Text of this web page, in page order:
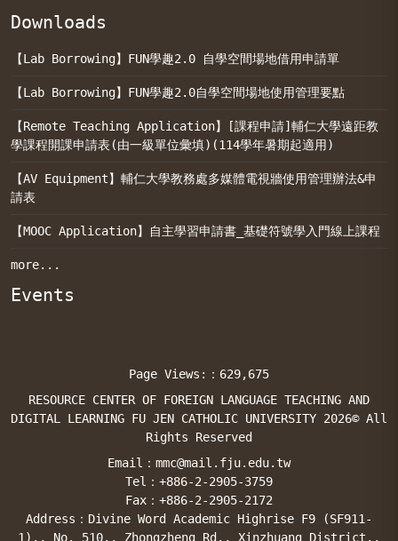
Downloads
【Lab Borrowing】FUN學趣2.0 自學空間場地借用申請單
【Lab Borrowing】FUN學趣2.0自學空間場地使用管理要點
【Remote Teaching Application】[課程申請]輔仁大學遠距教
學課程開課申請表(由一級單位彙填)(114學年暑期起適用)
【AV Equipment】輔仁大學教務處多媒體電視牆使用管理辦法&申
請表
【MOOC Application】自主學習申請書_基礎符號學入門線上課程
more...
Events
Page Views:：629,675
RESOURCE CENTER OF FOREIGN LANGUAGE TEACHING AND
DIGITAL LEARNING FU JEN CATHOLIC UNIVERSITY 2026© All
Rights Reserved
Email：mmc@mail.fju.edu.tw
Tel：+886-2-2905-3759
Fax：+886-2-2905-2172
Address：Divine Word Academic Highrise F9 (SF911-
1)., No. 510., Zhongzheng Rd., Xinzhuang District.,